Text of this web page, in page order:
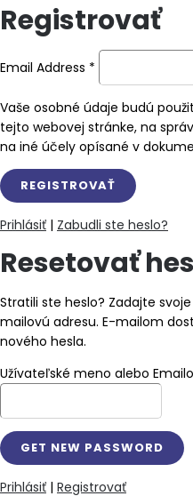
Registrovať
Email Address *
Vaše osobné údaje budú
tejto webovej stránke, na
na iné účely opísané v
Prihlásiť | Zabudli ste heslo?
Resetovať
Stratili ste heslo? Zadajte
mailovú adresu. E-mailom
nového hesla.
Užívateľské meno alebo
Prihlásiť | Registrovať